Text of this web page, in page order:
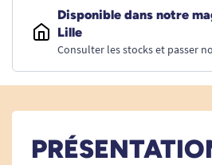
Disponible dans notre
Lille
Consulter les stocks et passer